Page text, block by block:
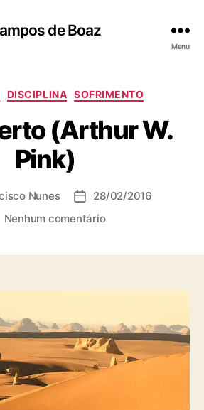
de Boaz
Menu
C
e
g
o
i
a
DISCIPLINA SOFRIMENTO
(Arthur W.
Pink)
Nunes
D
d
p
b
l
i
c
28/02/2016
Nenhum comentárioe
e
r
t
o